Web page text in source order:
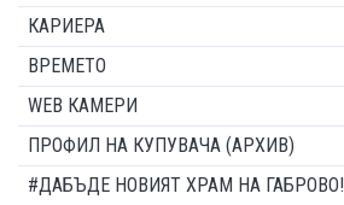
КАРИЕРА
ВРЕМЕТО
WEB КАМЕРИ
ПРОФИЛ НА КУПУВАЧА (АРХИВ)
#ДАБЪДЕ НОВИЯТ ХРАМ НА ГАБРОВО!